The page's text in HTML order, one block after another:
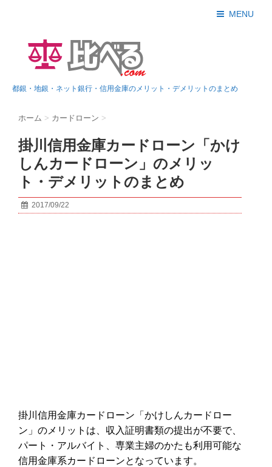
MENU
都銀・地銀・ネット銀行・信用金庫のメリット・デメリットのまとめ
ホーム > カードローン >
掛川信用金庫カードローン「かけ
しんカードローン」のメリッ
ト・デメリットのまとめ
2017/09/22
掛川信用金庫カードローン「かけしんカードロー
ン」のメリットは、収入証明書類の提出が不要で、
パート・アルバイト、専業主婦のかたも利用可能な
信用金庫系カードローンとなっています。